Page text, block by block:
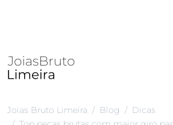
Joias Bruto Limeira Blog
Dicas